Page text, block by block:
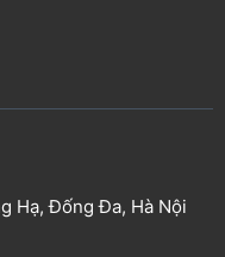
Hạ, Đống Đa, Hà Nội